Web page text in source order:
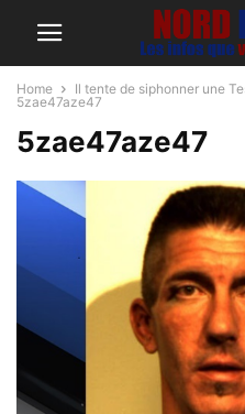
Home
Il tente de siphonner une
5zae47aze47
5zae47aze47